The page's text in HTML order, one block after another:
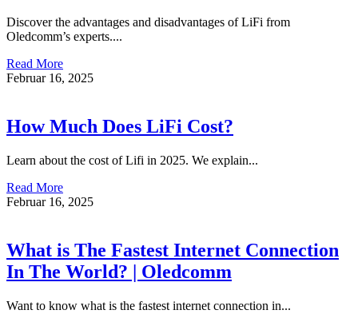
Discover the advantages and disadvantages of LiFi from
Oledcomm’s experts....
Read More
Februar 16, 2025
How Much Does LiFi Cost?
Learn about the cost of Lifi in 2025. We explain...
Read More
Februar 16, 2025
What is The Fastest Internet Connection​
In The World? | Oledcomm
Want to know what is the fastest internet connection in...